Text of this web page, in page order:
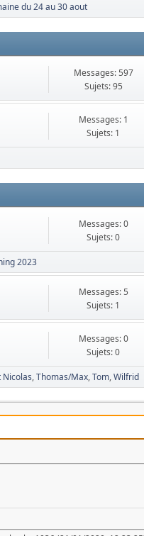
du 24 au 30 aout
Messages: 597
Sujets: 95
Messages: 1
Sujets: 1
Messages: 0
Sujets: 0
2023
Messages: 5
Sujets: 1
Messages: 0
Sujets: 0
Nicolas Thomas/Max Tom Wilfrid